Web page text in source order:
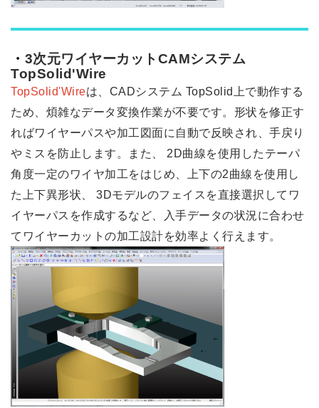
・ 3次元ワイヤーカットCAMシステム
TopSolid'Wire
TopSolid'Wireは、 CADシステム TopSolid
上で動作する
ため、煩雑なデータ変換作業が不要です。形状を修正す
ればワイヤーパスや加工図面に自動で反映され、手戻り
やミスを防止します。また、
2D曲線を使用したテーパ
角度一定のワイヤ加工をはじめ、上下の2曲線を使用し
た上下異形状、
3Dモデルのフェイスを直接選択してワ
イヤーパスを作成するなど、入手データの状況に合わせ
てワイヤーカットの加工設計を効率よく行えます。